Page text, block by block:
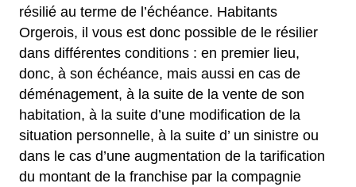
résilié au terme de l’échéance. Habitants
Orgerois, il vous est donc possible de le résilier
dans différentes conditions : en premier lieu,
donc, à son échéance, mais aussi en cas de
déménagement, à la suite de la vente de son
habitation, à la suite d’une modification de la
situation personnelle, à la suite d’ un sinistre ou
dans le cas d’une augmentation de la tarification
du montant de la franchise par la compagnie